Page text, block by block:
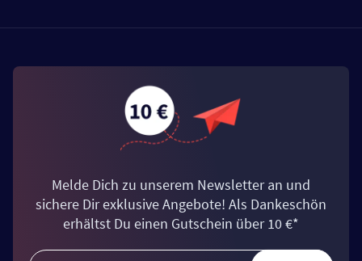
Melde Dich zu unserem Newsletter an und
sichere Dir exklusive Angebote! Als Dankeschön
erhältst Du einen Gutschein über 10 €*